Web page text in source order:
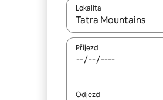
Lokalita
Až budou výsledky k
Příjezd
Odjezd